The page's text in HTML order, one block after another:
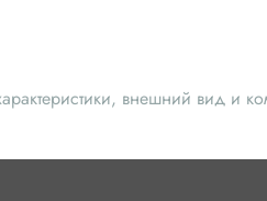
внешний вид и